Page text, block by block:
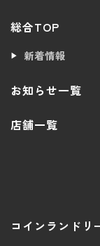
総合TOP
新着情報
お知らせ一覧
店舗一覧
コインランドリ